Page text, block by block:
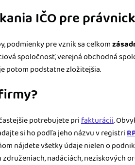
IČO pre
podmienky pre vznik sa celkom
spoločnosť, verejná obchodná
potom podstatne zložitejšia.
potrebujete prifakturácii.
si ho podľa jeho názvu v registri
nájdete všetky údaje nielen o
nadáciách, neziskových